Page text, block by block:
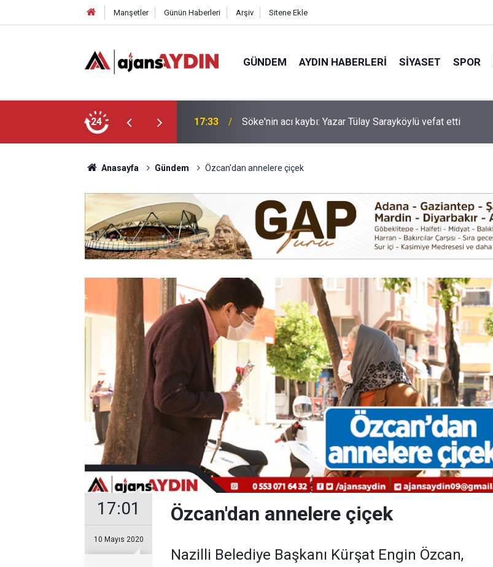
Manşetler Günün Haberleri Arşiv Sitene Ekle
GÜNDEM AYDIN HABERLERI SIYASET SPOR
24 17:23 Nazilli'de motosiklet kazası: 16 yaşındaki Mustafa vefat etti
Anasayfa Gündem Özcan'dan annelere çiçek
17:01
10 Mayıs 2020
Özcan'dan annelere çiçek
Nazilli Belediye Başkanı Kürşat Engin Özcan,